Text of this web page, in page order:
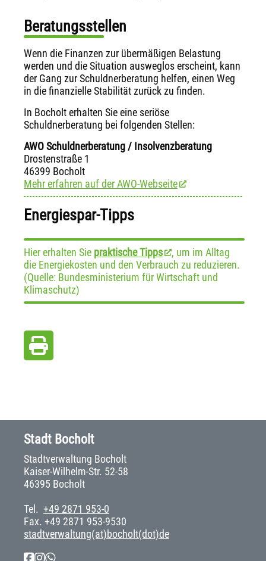
Beratungsstellen
Wenn die Finanzen zur übermäßigen Belastung
werden und die Situation ausweglos erscheint, kann
der Gang zur Schuldnerberatung helfen, einen Weg
in die finanzielle Stabilität zurück zu finden.
In Bocholt erhalten Sie eine seriöse
Schuldnerberatung bei folgenden Stellen:
AWO Schuldnerberatung / Insolvenzberatung
Drostenstraße 1
46399 Bocholt
Mehr erfahren auf der AWO-Webseite
Energiespar-Tipps
Hier erhalten Sie praktische Tipps
, um im Alltag
die Energiekosten und den Verbrauch zu reduzieren.
(Quelle: Bundesministerium für Wirtschaft und
Klimaschutz)
Stadt Bocholt
Stadtverwaltung Bocholt
Kaiser-Wilhelm-Str. 52-58
46395 Bocholt
Tel. +49 2871 953-0
Fax. +49 2871 953-9530
stadtverwaltung(at)bocholt(dot)de